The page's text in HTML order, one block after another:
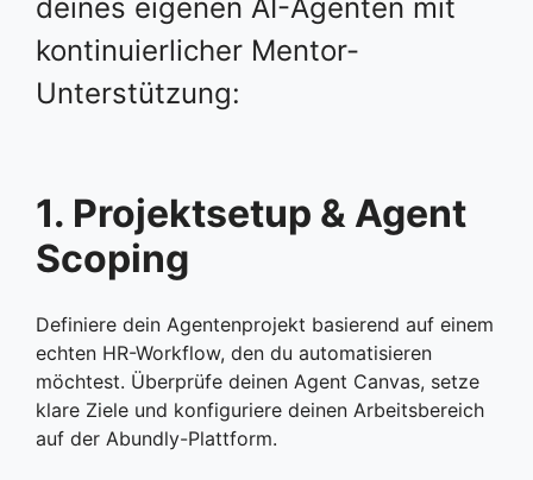
deines eigenen AI-Agenten mit
kontinuierlicher Mentor-
Unterstützung:
1. Projektsetup & Agent
Scoping
Definiere dein Agentenprojekt basierend auf einem
echten HR-Workflow, den du automatisieren
möchtest. Überprüfe deinen Agent Canvas, setze
klare Ziele und konfiguriere deinen Arbeitsbereich
auf der Abundly-Plattform.